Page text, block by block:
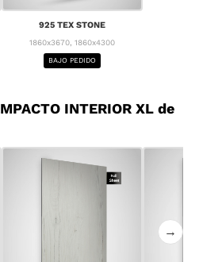
925 TEX STONE
1860x3670, 1860x4300
BAJO PEDIDO
INTERIOR XL de
→